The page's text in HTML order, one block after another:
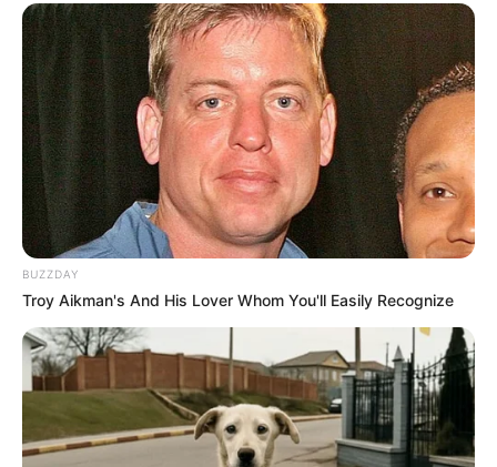
Oportunidades são destinadas a profissionais que tenham nível
superior em qualquer área; confira
BUZZDAY
Troy Aikman's And His Lover Whom You'll Easily Recognize